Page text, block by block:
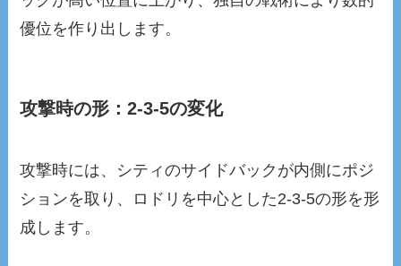
優位を作り出します。
攻撃時の形：2-3-5の変化
攻撃時には、シティのサイドバックが内側にポジ
ションを取り、ロドリを中心とした2-3-5の形を形
成します。